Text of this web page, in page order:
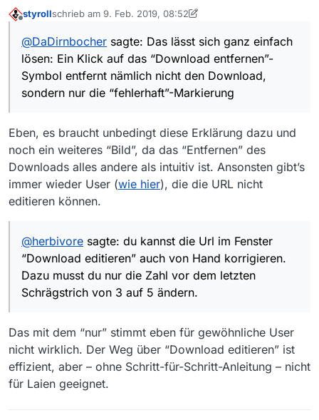
Download nicht schon als fehlerhaft
angezeigt wird.
Das lässt sich ganz einfach lösen:
entfernt nämlich nicht den Download, sondern
nur die “fehlerhaft”-Markierung und ist damit
wieder editierbar.
Offline
styrollschrieb am 9. Feb. 2019, 08:52
zuletzt editiert von styroll2. Sept. 2019, 10:12
@DaDirnbocher sagte: Das lässt sich ganz einfach
lösen: Ein Klick auf das “Download entfernen”-
Symbol entfernt nämlich nicht den Download,
sondern nur die “fehlerhaft”-Markierung
Eben, es braucht unbedingt diese Erklärung dazu und
noch ein weiteres “Bild”, da das “Entfernen” des
Downloads alles andere als intuitiv ist. Ansonsten gibt’s
immer wieder User (wie hier), die die URL nicht
editieren können.
@herbivore sagte: du kannst die Url im Fenster
“Download editieren” auch von Hand korrigieren.
Dazu musst du nur die Zahl vor dem letzten
Schrägstrich von 3 auf 5 ändern.
Das mit dem “nur” stimmt eben für gewöhnliche User
nicht wirklich. Der Weg über “Download editieren” ist
effizient, aber – ohne Schritt-für-Schritt-Anleitung – nicht
für Laien geeignet.